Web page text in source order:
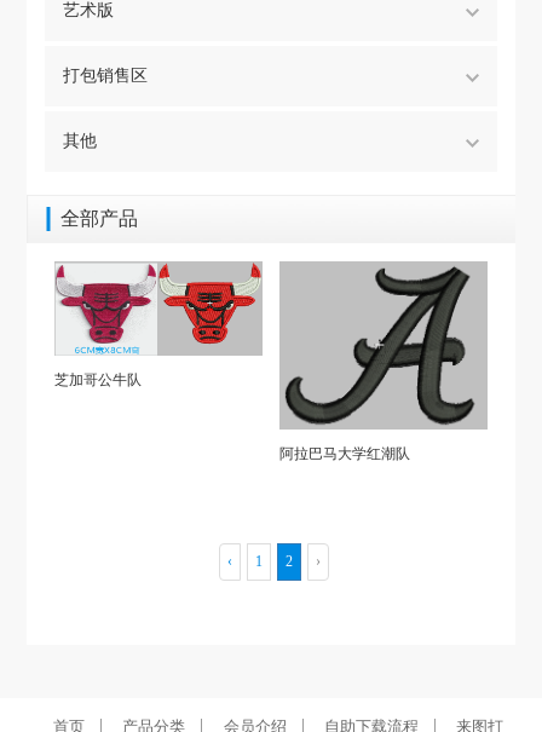
艺术版
打包销售区
其他
全部产品
芝加哥公牛队
阿拉巴马大学红潮队
‹ 1 2 ›
首页 | 产品分类 | 会员介绍 | 自助下载流程 | 来图打